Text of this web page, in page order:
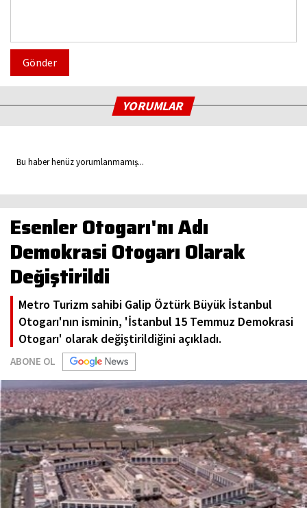
Gönder
YORUMLAR
Bu haber henüz yorumlanmamış...
Esenler Otogarı'nı Adı
Demokrasi Otogarı Olarak
Değiştirildi
Metro Turizm sahibi Galip Öztürk Büyük İstanbul
Otogarı'nın isminin, 'İstanbul 15 Temmuz Demokrasi
Otogarı' olarak değiştirildiğini açıkladı.
ABONE OL